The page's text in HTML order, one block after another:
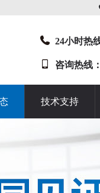
24小时热
咨询热线：
技术支持